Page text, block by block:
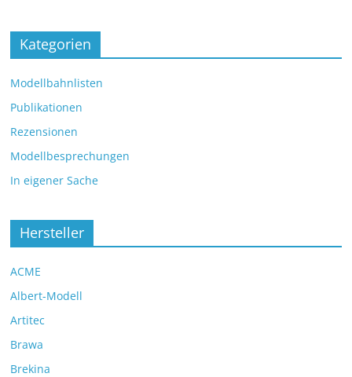
Kategorien
Modellbahnlisten
Publikationen
Rezensionen
Modellbesprechungen
In eigener Sache
Hersteller
ACME
Albert-Modell
Artitec
Brawa
Brekina